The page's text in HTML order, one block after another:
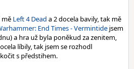
mě Left 4 Dead a 2 docela bavily, tak mě
End Times - Vermintide jsem
a hra už byla poněkud za zenitem,
líbily, tak jsem se rozhodl
s předstihem.